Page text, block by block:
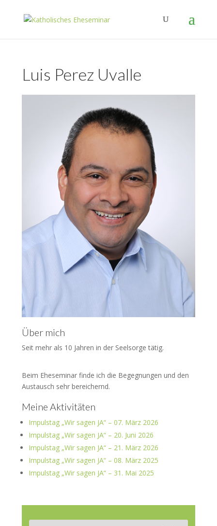
Luis Perez Uvalle
Über mich
Seit mehr als 10 Jahren in der Seelsorge tätig.
Beim Eheseminar finde ich die Begegnungen und den
Austausch sehr bereichernd.
Meine Aktivitäten
Impulstag „Wir sagen JA“ – 07. März 2026
Impulstag „Wir sagen JA“ – 20. Juni 2026
Impulstag „Wir sagen JA“ – 21. März 2026
Impulstag „Wir sagen JA“ – 08. März 2025
Impulstag „Wir sagen JA“ – 31. Mai 2025